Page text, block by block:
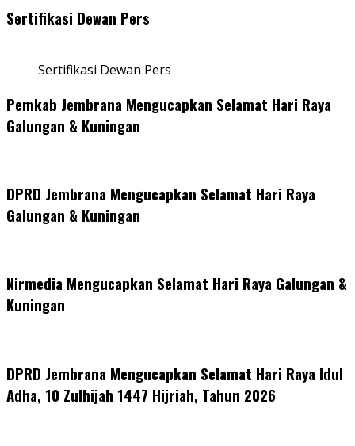
Sertifikasi Dewan Pers
Sertifikasi Dewan Pers
Pemkab Jembrana Mengucapkan Selamat Hari Raya
Galungan & Kuningan
DPRD Jembrana Mengucapkan Selamat Hari Raya
Galungan & Kuningan
Nirmedia Mengucapkan Selamat Hari Raya Galungan &
Kuningan
DPRD Jembrana Mengucapkan Selamat Hari Raya Idul
Adha, 10 Zulhijah 1447 Hijriah, Tahun 2026